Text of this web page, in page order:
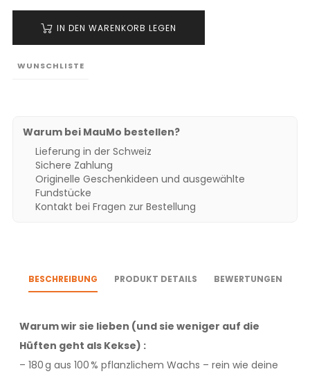
IN DEN WARENKORB LEGEN
WUNSCHLISTE
Warum bei MauMo bestellen?
Lieferung in der Schweiz
Sichere Zahlung
Originelle Geschenkideen und ausgewählte
Fundstücke
Kontakt bei Fragen zur Bestellung
BESCHREIBUNG PRODUKT DETAILS BEWERTUNGEN
Warum wir sie lieben (und sie weniger auf die
Hüften geht als Kekse) :
– 180 g aus 100 % pflanzlichem Wachs – rein wie deine